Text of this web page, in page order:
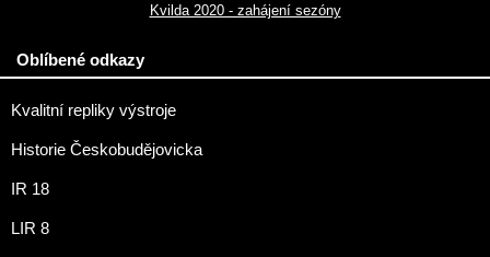
Kvilda 2020 - zahájení sezóny
Oblíbené odkazy
Kvalitní repliky výstroje
Historie Českobudějovicka
IR 18
LIR 8